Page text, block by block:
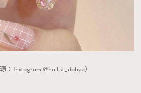
：Instagram @nailist_dahye）